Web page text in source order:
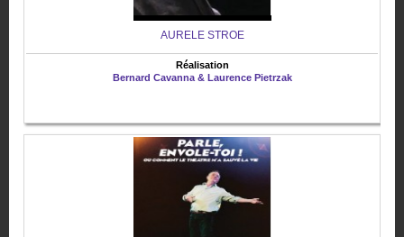
AURELE STROE
Réalisation
Bernard Cavanna & Laurence Pietrzak